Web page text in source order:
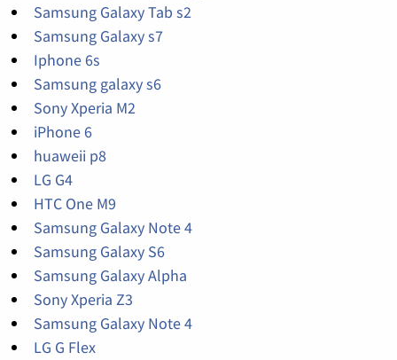
Samsung Galaxy Tab s2
Samsung Galaxy s7
Iphone 6s
Samsung galaxy s6
Sony Xperia M2
iPhone 6
huaweii p8
LG G4
HTC One M9
Samsung Galaxy Note 4
Samsung Galaxy S6
Samsung Galaxy Alpha
Sony Xperia Z3
Samsung Galaxy Note 4
LG G Flex